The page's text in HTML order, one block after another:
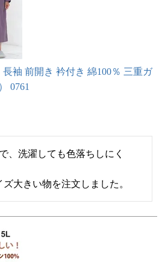
袖 前開き 衿付き 綿100％ 三重ガ
0761
、洗濯しても色落ちしにく
大きい物を注文しました。